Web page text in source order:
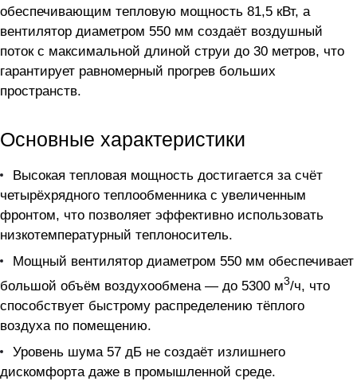
обеспечивающим тепловую мощность 81,5 кВт, а
вентилятор диаметром 550 мм создаёт воздушный
поток с максимальной длиной струи до 30 метров, что
гарантирует равномерный прогрев больших
пространств.
Основные характеристики
Высокая тепловая мощность достигается за счёт
четырёхрядного теплообменника с увеличенным
фронтом, что позволяет эффективно использовать
низкотемпературный теплоноситель.
Мощный вентилятор диаметром 550 мм обеспечивает
большой объём воздухообмена — до 5300 м3/ч, что
способствует быстрому распределению тёплого
воздуха по помещению.
Уровень шума 57 дБ не создаёт излишнего
дискомфорта даже в промышленной среде.